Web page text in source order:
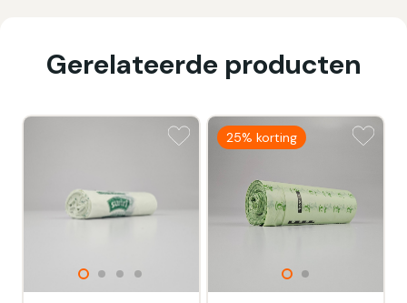
Gerelateerde producten
25% korting